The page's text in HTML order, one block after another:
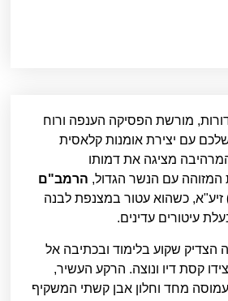
מורשת הפסיקה הענפה ורוח
עם יצירת אומנות קלאסית
מציגה את דמותו
המזוהה עם הנשר הגדול, הרמב"ם
זיע"א, כשהוא עטור במצנפת לבנה
עיטורים עדינים.
הצדיק שקוע בלימוד ובכתיבה אל
קסת דיו ונוצה. הרקע העשיר,
מחד וחלון אבן קשתי המשקיף